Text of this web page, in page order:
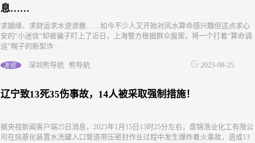
息……
求姻缘、求财运求水逆退散……如今不少人又开始对风水算命感兴趣但这点求心
安的“小迷信”却被骗子盯上了近日，上海警方根据群众报案，将一个打着“算命调
运”幌子的新型诈···
发现 深圳熊导航 熊导航 2023-08-25
辽宁致13死35伤事故，14人被采取强制措施！
据央视新闻客户端25日消息，2023年1月15日13时25分左右，盘锦浩业化工有限公
司在烷基化装置水洗罐入口管道带压密封作业过程中发生爆炸着火事故，造成13